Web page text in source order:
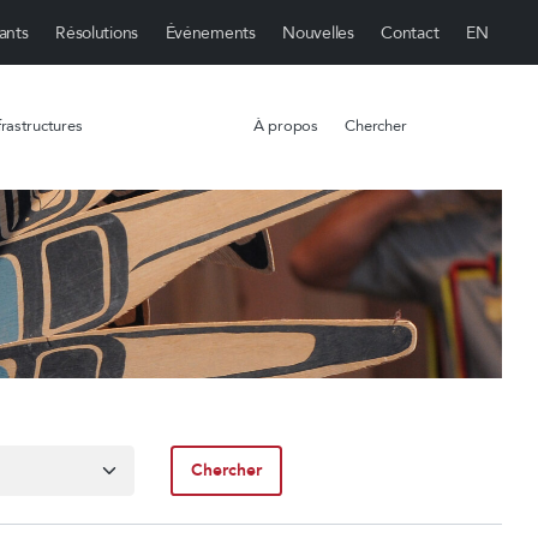
Résolutions Événements Nouvelles Contact
À propos Chercher